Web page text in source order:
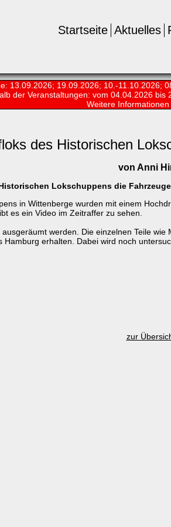
Aktuelles
Startseite
13.09.2026; 19.09.2026; 10.-11.10.2026;
der Veranstaltungen:vom 04.04.2026 bis
Weitere
des Historischen
von Anni
Lokschuppens die
in Wittenberge wurden mit einem
es ein Video im Zeitraffer zu sehen.
werden. Die einzelnen Teile
erhalten. Dabei wird noch
zur